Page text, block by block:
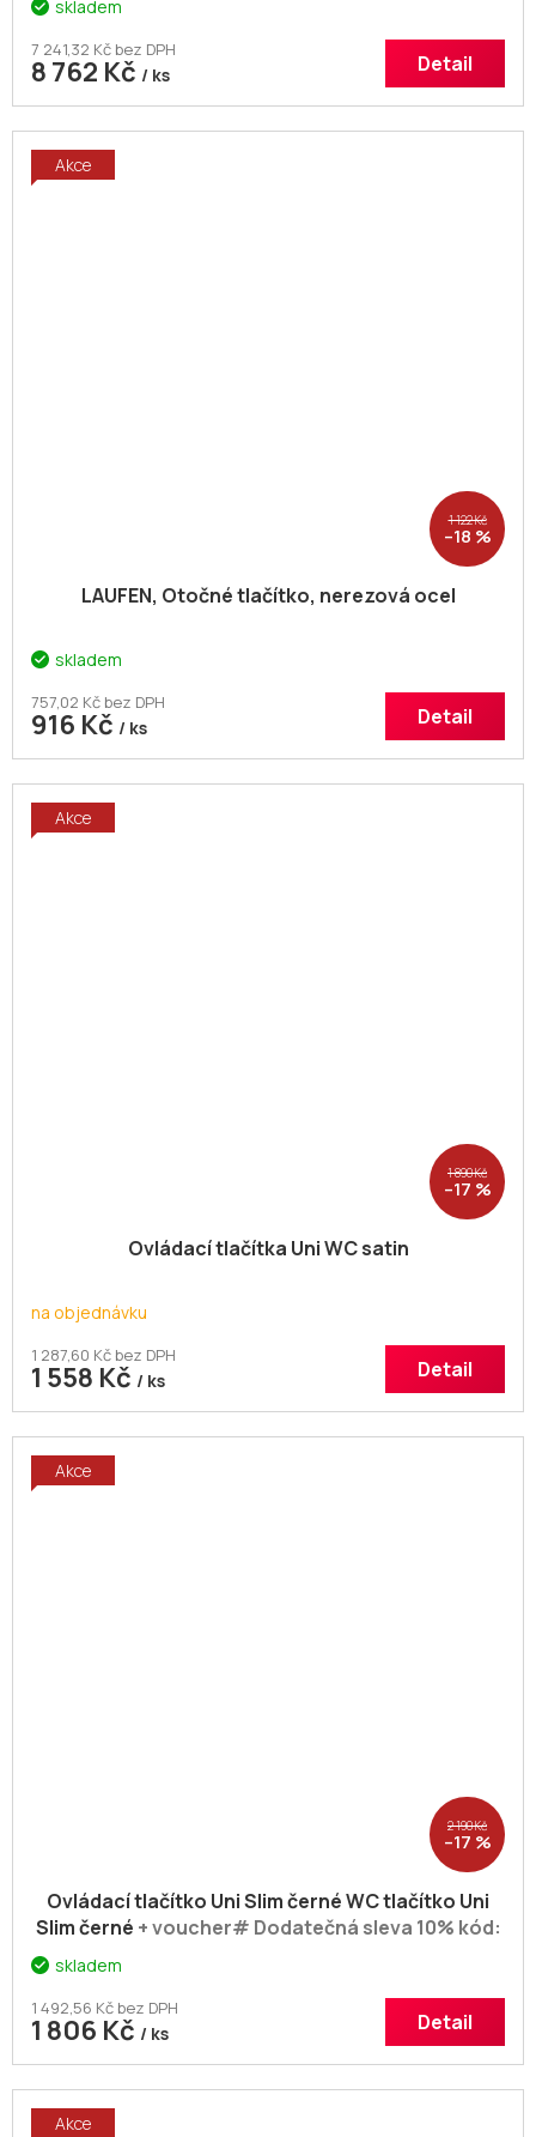
skladem
7 241,32 Kč bez DPH
8 762 Kč / ks Detail
Akce
1 122 Kč
–18 %
LAUFEN, Otočné tlačítko, nerezová ocel
skladem
757,02 Kč bez DPH
916 Kč / ks Detail
Akce
1 890 Kč
–17 %
Ovládací tlačítka Uni WC satin
na objednávku
1 287,60 Kč bez DPH
1 558 Kč / ks Detail
Akce
2 190 Kč
–17 %
Ovládací tlačítko Uni Slim černé WC tlačítko Uni
Slim černé + voucher# Dodatečná sleva 10% kód:
skladem
1 492,56 Kč bez DPH
1 806 Kč / ks Detail
Akce